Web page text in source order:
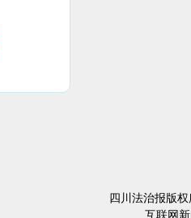
四川法治报版
互联网